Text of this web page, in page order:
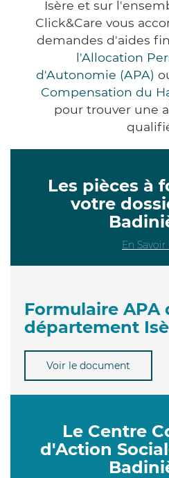
Isère et sur
Click&Care vous
demandes d'aides
l'Allocation
d'Autonomie (APA)
Compensation du
pour trouver une
Les pièces à
votre
En Savoir
Formulaire APA
département
Voir le document
Le Centre
d'Action